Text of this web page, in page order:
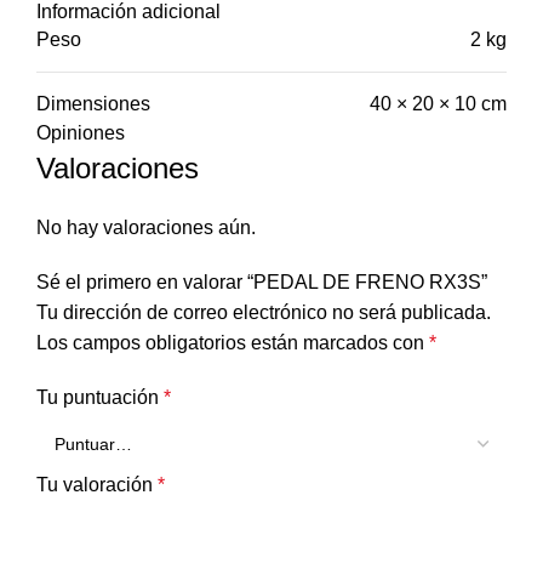
Información adicional
Peso
2 kg
Dimensiones
40 × 20 × 10 cm
Opiniones
Valoraciones
No hay valoraciones aún.
Sé el primero en valorar “PEDAL DE FRENO RX3S”
Tu dirección de correo electrónico no será publicada.
Los campos obligatorios están marcados con *
Tu puntuación *
Tu valoración *